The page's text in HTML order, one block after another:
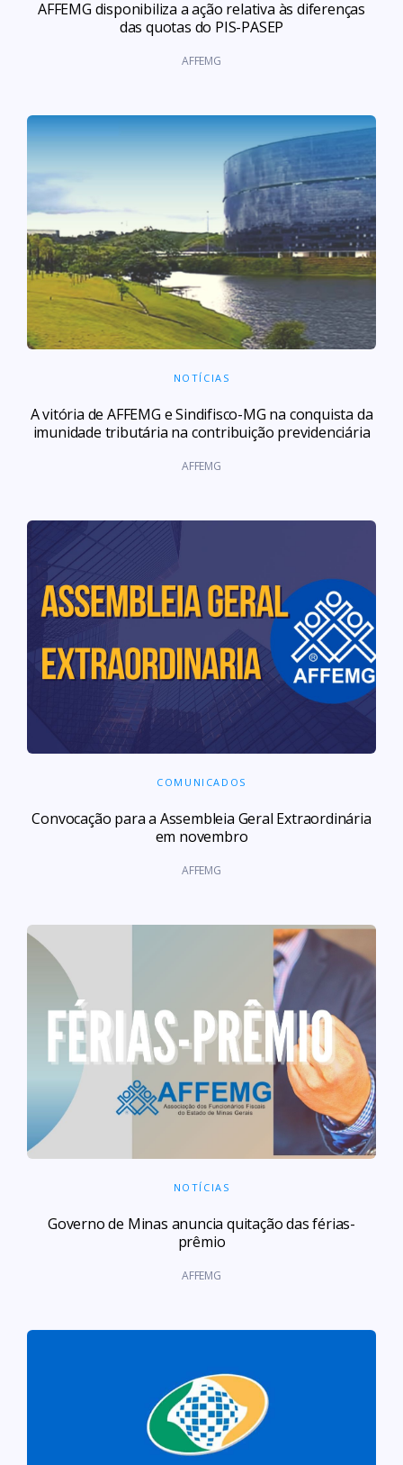
AFFEMG disponibiliza a ação relativa às diferenças
das quotas do PIS-PASEP
AFFEMG
NOTÍCIAS
A vitória de AFFEMG e Sindifisco-MG na conquista da
imunidade tributária na contribuição previdenciária
AFFEMG
COMUNICADOS
Convocação para a Assembleia Geral Extraordinária
em novembro
AFFEMG
NOTÍCIAS
Governo de Minas anuncia quitação das férias-
prêmio
AFFEMG